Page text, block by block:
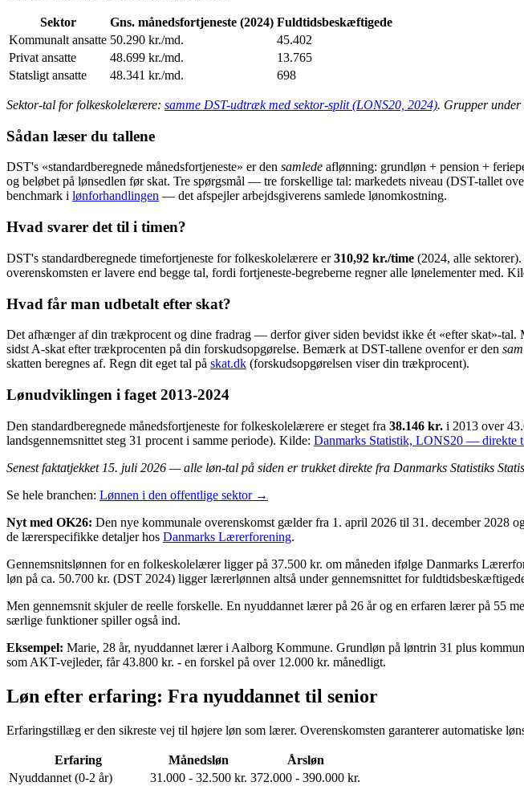
Sektor Gns. månedsfortjeneste (2024) Fuldtidsbeskæftigede
Kommunalt ansatte 50.290 kr./md.
45.402
Privat ansatte
48.699 kr./md.
13.765
Statsligt ansatte
48.341 kr./md. 698
Sektor-tal for folkeskolelærere: samme DST-udtræk med sektor-split (LONS20, 2024). Grupper under
Sådan læser du tallene
DST's «standardberegnede månedsfortjeneste» er den samlede aflønning: grundløn + pension +
og beløbet på lønsedlen før skat. Tre spørgsmål — tre forskellige tal: markedets niveau (DST-tallet
benchmark i lønforhandlingen — det afspejler arbejdsgiverens samlede lønomkostning.
Hvad svarer det til i timen?
DST's standardberegnede timefortjeneste for folkeskolelærere er310,92 kr./time (2024, alle
overenskomsten er lavere end begge tal, fordi fortjeneste-begreberne regner alle lønelementer med.
Hvad får man udbetalt efter skat?
Det afhænger af din trækprocent og dine fradrag — derfor giver siden bevidst ikke ét «efter skat»-
sidst A-skat efter trækprocenten på din forskudsopgørelse. Bemærk at DST-tallene ovenfor er den
skatten beregnes af. Regn dit eget tal på skat.dk (forskudsopgørelsen viser din trækprocent).
Lønudviklingen i faget 2013-2024
Den standardberegnede månedsfortjeneste for folkeskolelærere er steget fra 38.146 kr. i 2013 over
landsgennemsnittet steg 31 procent i samme periode). Kilde: Danmarks Statistik, LONS20 — direkte
Senest faktatjekket 15. juli 2026 — alle løn-tal på siden er trukket direkte fra Danmarks Statistiks
Se hele branchen: Lønnen i den offentlige sektor →
Nyt med OK26: Den nye kommunale overenskomst gælder fra 1. april 2026 til 31. december 2028
de lærerspecifikke detaljer hos Danmarks Lærerforening.
Gennemsnitslønnen for en folkeskolelærer ligger på 37.500 kr. om måneden ifølge Danmarks
løn på ca. 50.700 kr. (DST 2024) ligger lærerlønnen altså under gennemsnittet for
Men gennemsnit skjuler de reelle forskelle. En nyuddannet lærer på 26 år og en erfaren lærer på 55
særlige funktioner spiller også ind.
Eksempel: Marie, 28 år, nyuddannet lærer i Aalborg Kommune. Grundløn på løntrin 31 plus
som AKT-vejleder, får 43.800 kr. - en forskel på over 12.000 kr. månedligt.
Løn efter erfaring: Fra nyuddannet til senior
Erfaringstillæg er den sikreste vej til højere løn som lærer. Overenskomsten garanterer automatiske
Erfaring Månedsløn
Årsløn
Nyuddannet (0-2 år)
31.000 - 32.500 kr. 372.000 - 390.000 kr.